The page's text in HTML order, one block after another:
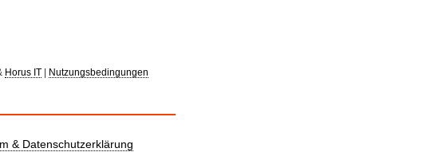
Horus IT Nutzungsbedingungen
& Datenschutzerklärung